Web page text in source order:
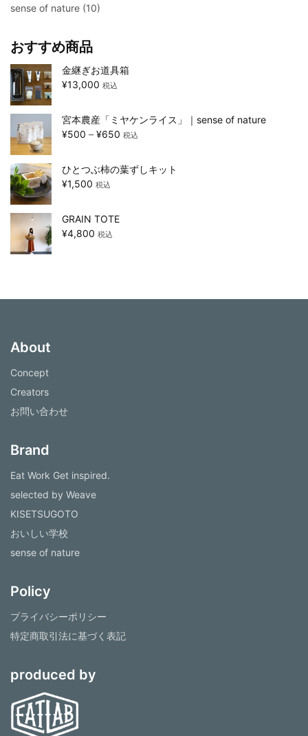
sense of nature (10)
おすすめ商品
金継ぎお道具箱
¥13,000 税込
宮本農産「ミヤケンライス」｜sense of nature
¥500 – ¥650 税込
ひとつぶ柿の葉ずしキット
¥1,500 税込
GRAIN TOTE
¥4,800 税込
About
Concept
Creators
お問い合わせ
Brand
Eat Work Get inspired.
selected by Weave
KISETSUGOTO
おいしい学校
sense of nature
Policy
プライバシーポリシー
特定商取引法に基づく表記
produced by